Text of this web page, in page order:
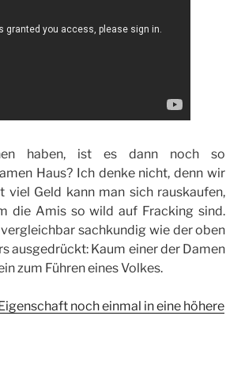
haben, ist es dann noch so
Haus? Ich denke nicht, denn wir
viel Geld kann man sich rauskaufen,
die Amis so wild auf Fracking sind.
sachkundig wie der oben
ausgedrückt: Kaum einer der Damen
zum Führen eines Volkes.
noch einmal in eine höhere